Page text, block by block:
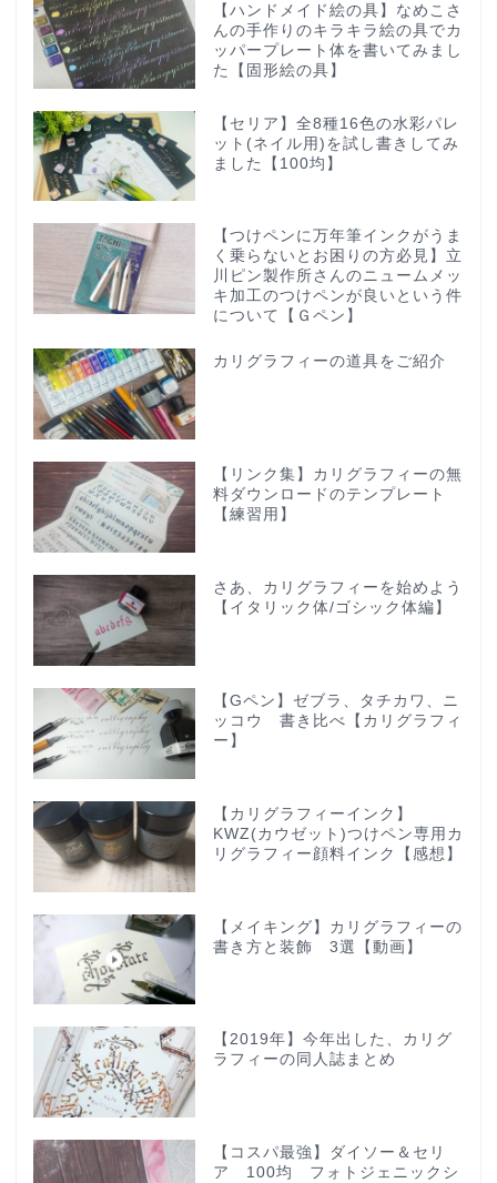
【ハンドメイド絵の具】なめこさ
んの手作りのキラキラ絵の具でカ
ッパープレート体を書いてみまし
た【固形絵の具】
【セリア】全8種16色の水彩パレ
ット(ネイル用)を試し書きしてみ
ました【100均】
【つけペンに万年筆インクがうま
く乗らないとお困りの方必見】立
川ピン製作所さんのニュームメッ
キ加工のつけペンが良いという件
について【Ｇペン】
カリグラフィーの道具をご紹介
【リンク集】カリグラフィーの無
料ダウンロードのテンプレート
【練習用】
さあ、カリグラフィーを始めよう
【イタリック体/ゴシック体編】
【Gペン】ゼブラ、タチカワ、ニ
ッコウ 書き比べ【カリグラフィ
ー】
【カリグラフィーインク】
KWZ(カウゼット)つけペン専用カ
リグラフィー顔料インク【感想】
【メイキング】カリグラフィーの
書き方と装飾 3選【動画】
【2019年】今年出した、カリグ
ラフィーの同人誌まとめ
【コスパ最強】ダイソー＆セリ
ア 100均 フォトジェニックシ